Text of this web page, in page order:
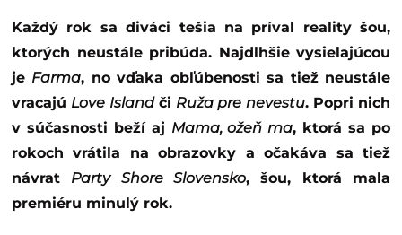
Každý rok sa diváci tešia na príval reality šou,
ktorých neustále pribúda. Najdlhšie vysielajúcou
je Farma, no vďaka obľúbenosti sa tiež neustále
vracajú Love Islandči Ruža pre nevestu. Popri nich
v súčasnosti beží aj Mama, ožeň ma, ktorá sa po
rokoch vrátila na obrazovky a očakáva sa tiež
návrat Party Shore Slovensko, šou, ktorá mala
premiéru minulý rok.